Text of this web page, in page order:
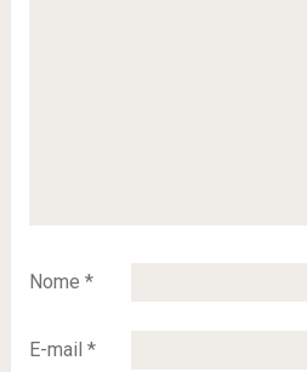
Nome *
E-mail *